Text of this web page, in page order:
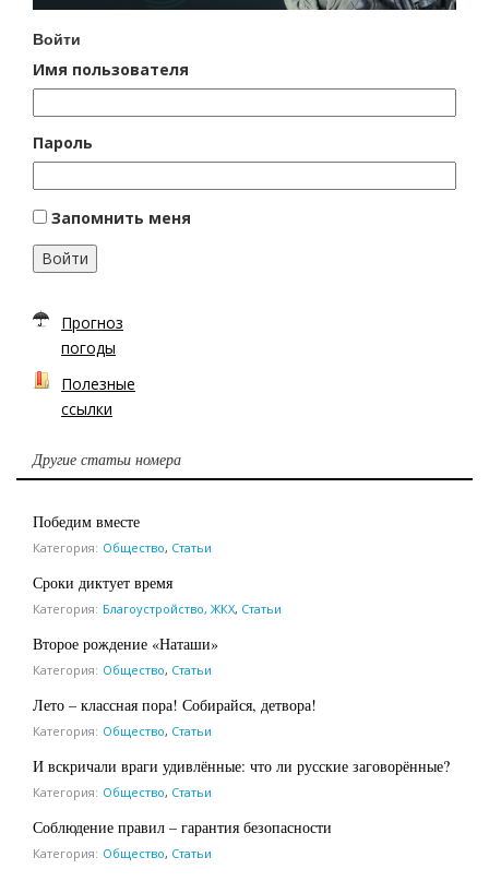
Войти
Имя пользователя
Пароль
Запомнить меня
Войти
Прогноз
погоды
Полезные
ссылки
Другие статьи номера
Победим вместе
Категория: Общество, Статьи
Сроки диктует время
Категория: Благоустройство, ЖКХ, Статьи
Второе рождение «Наташи»
Категория: Общество, Статьи
Лето – классная пора! Собирайся, детвора!
Категория: Общество, Статьи
И вскричали враги удивлённые: что ли русские заговорённые?
Категория: Общество, Статьи
Соблюдение правил – гарантия безопасности
Категория: Общество, Статьи